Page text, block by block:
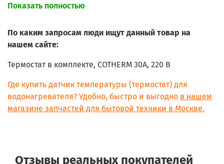
Показать полностью
По каким запросам люди ищут данный товар на
нашем сайте:
Термостат в комплекте, COTHERM 30А, 220 В
Где купить датчик температуры (термостат) для
водонагревателя? Удобно, быстро и выгодно в нашем
магазине запчастей для бытовой техники в Москве.
Отзывы реальных покупателей